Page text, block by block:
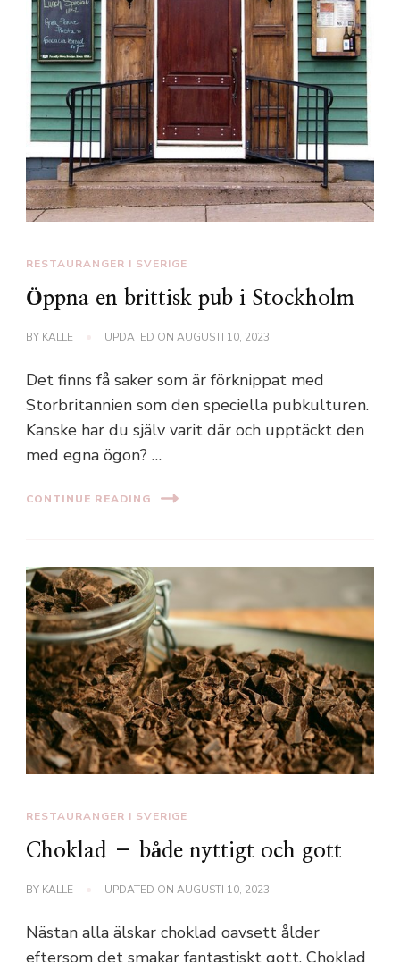
RESTAURANGER I SVERIGE
Öppna en brittisk pub i Stockholm
BY KALLE UPDATED ON AUGUSTI 10, 2023
Det finns få saker som är förknippat med
Storbritannien som den speciella pubkulturen.
Kanske har du själv varit där och upptäckt den
med egna ögon? …
CONTINUE READING
RESTAURANGER I SVERIGE
Choklad – både nyttigt och gott
BY KALLE UPDATED ON AUGUSTI 10, 2023
Nästan alla älskar choklad oavsett ålder
eftersom det smakar fantastiskt gott. Choklad